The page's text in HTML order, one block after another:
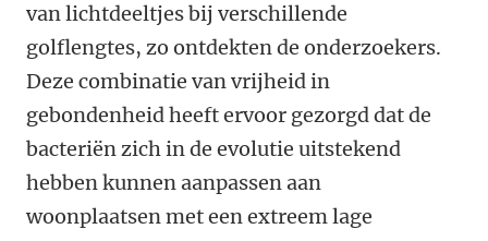
van lichtdeeltjes bij verschillende
golflengtes, zo ontdekten de onderzoekers.
Deze combinatie van vrijheid in
gebondenheid heeft ervoor gezorgd dat de
bacteriën zich in de evolutie uitstekend
hebben kunnen aanpassen aan
woonplaatsen met een extreem lage